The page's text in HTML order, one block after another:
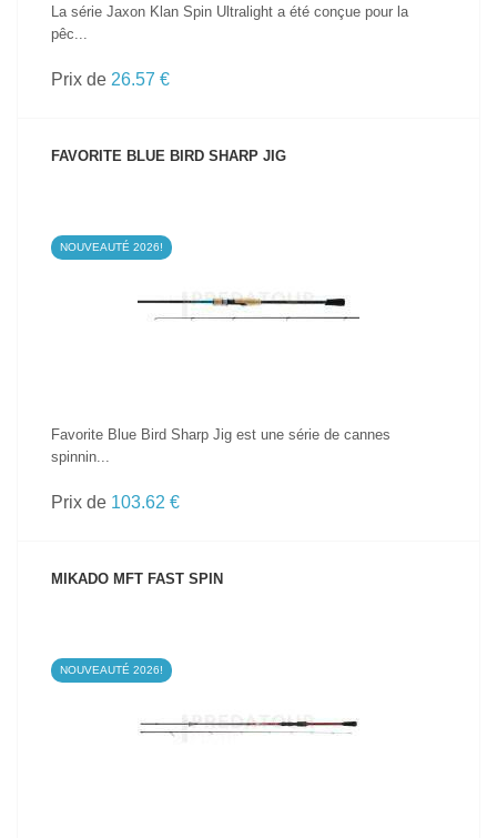
La série Jaxon Klan Spin Ultralight a été conçue pour la
pêc...
Prix de 26.57 €
FAVORITE BLUE BIRD SHARP JIG
NOUVEAUTÉ 2026!
Favorite Blue Bird Sharp Jig est une série de cannes
spinnin...
Prix de 103.62 €
MIKADO MFT FAST SPIN
NOUVEAUTÉ 2026!